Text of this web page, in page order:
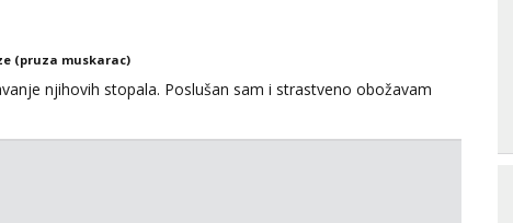
(pruza muskarac)
njihovih stopala. Poslušan sam i strastveno obožavam